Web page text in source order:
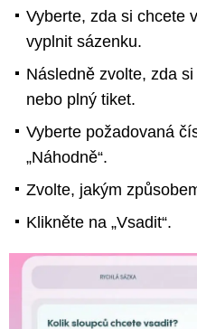
Vyberte, zda si chcete
vyplnit sázenku.
Následně zvolte, zda
nebo plný tiket.
Vyberte požadovaná
„Náhodně“.
Zvolte, jakým
Klikněte na „Vsadit“.